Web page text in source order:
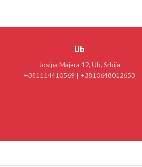
Ub
Josipa Majera 12, Ub, Srbija
+381114410569 | +3810648012653